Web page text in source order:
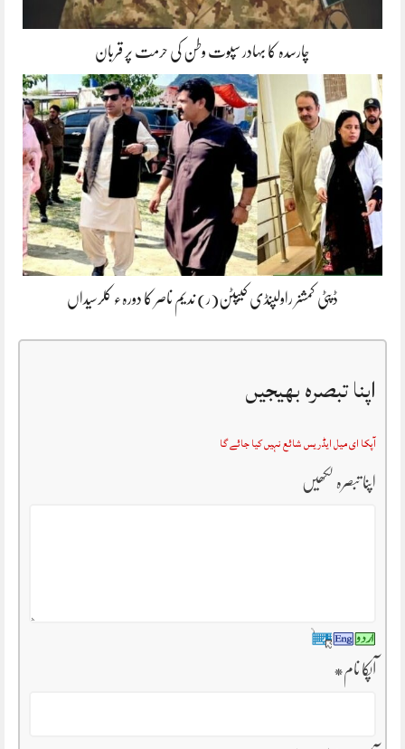
چارسدہ کا بہادر سپوت وطن کی حرمت پر قربان
ڈپٹی کمشنر راولپنڈی کیپٹن(ر) ندیم ناصر کا دورہء کلرسیداں
اپنا تبصرہ بھیجیں
آپکا ای میل ایڈریس شائع نہیں کیا جائے گا
اپنا تبصرہ لکھیں
آپکا نام*